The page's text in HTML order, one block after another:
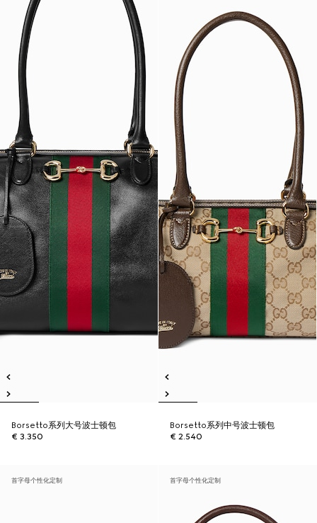
Borsetto系列大号波士顿包
€ 3.350
Borsetto系列中号波士顿包
€ 2.540
首字母个性化定制 首字母个性化定制